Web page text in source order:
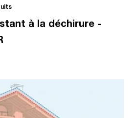
à la déchirure -